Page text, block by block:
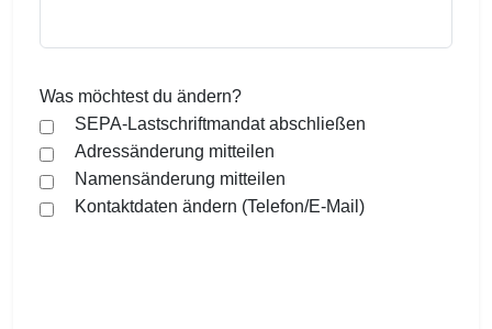
Was möchtest du ändern?
SEPA-Lastschriftmandat abschließen
Adressänderung mitteilen
Namensänderung mitteilen
Kontaktdaten ändern (Telefon/E-Mail)